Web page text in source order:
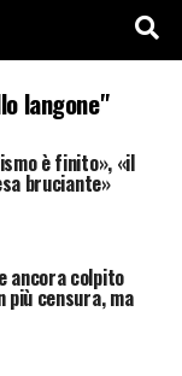
langone"
è finito», «il
bruciante»
ancora colpito
censura, ma